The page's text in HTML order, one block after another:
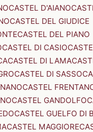
CASTEL D'AIANO
CASTEL DEL GIUDICE
CASTEL DEL PIANO
CASTEL DI CASIO
CASTEL DI LAMA
CASTEL DI SASSO
CASTEL
CASTEL GANDOLFO
CASTEL GUELFO DI
CASTEL MAGGIORE